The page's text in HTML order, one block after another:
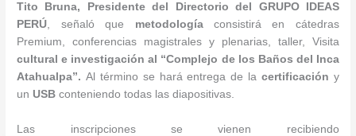
Tito Bruna, Presidente del Directorio del GRUPO IDEAS
PERÚ, señaló que metodología consistirá en cátedras
Premium, conferencias magistrales y plenarias, taller, Visita
cultural e investigación al “Complejo de los Baños del Inca
Atahualpa”. Al término se hará entrega de lacertificación y
un USBconteniendo todas las diapositivas.
Las inscripciones se vienen recibiendo